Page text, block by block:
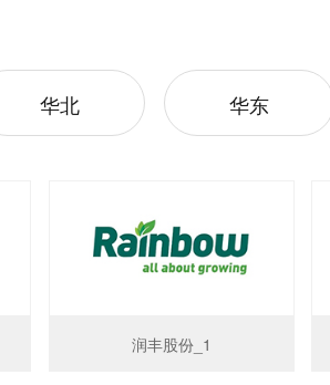
华北 华东
润丰股份_1